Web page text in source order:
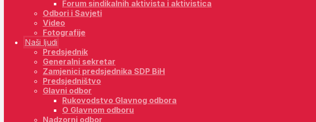
Forum sindikalnih aktivista i aktivistica
Odbori i Savjeti
Video
Fotografije
Naši ljudi
Predsjednik
Generalni sekretar
Zamjenici predsjednika SDP BiH
Predsjedništvo
Glavni odbor
Rukovodstvo Glavnog odbora
O Glavnom odboru
Nadzorni odbor